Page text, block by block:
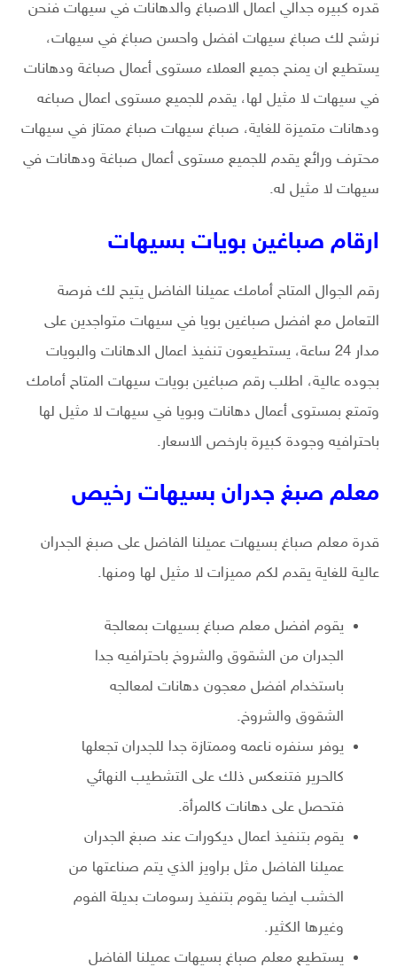
قدره كبيره جدالي اعمال الاصباغ والدهانات في سيهات فنحن
نرشح لك صباغ سيهات افضل واحسن صباغ في سيهات،
يستطيع ان يمنح جميع العملاء مستوى أعمال صباغة ودهانات
في سيهات لا مثيل لها، يقدم للجميع مستوى اعمال صباغه
ودهانات متميزة للغاية، صباغ سيهات صباغ ممتاز في سيهات
محترف ورائع يقدم للجميع مستوى أعمال صباغة ودهانات في
سيهات لا مثيل له.
ارقام صباغين بويات بسيهات
رقم الجوال المتاح أمامك عميلنا الفاضل يتيح لك فرصة
التعامل مع افضل صباغين بويا في سيهات متواجدين على
مدار 24 ساعة، يستطيعون تنفيذ اعمال الدهانات والبويات
بجوده عالية، اطلب رقم صباغين بويات سيهات المتاح أمامك
وتمتع بمستوى أعمال دهانات وبويا في سيهات لا مثيل لها
باحترافيه وجودة كبيرة بارخص الاسعار.
معلم صبغ جدران بسيهات رخيص
قدرة معلم صباغ بسيهات عميلنا الفاضل على صبغ الجدران
عالية للغاية يقدم لكم مميزات لا مثيل لها ومنها.
يقوم افضل معلم صباغ بسيهات بمعالجة
الجدران من الشقوق والشروخ باحترافيه جدا
باستخدام افضل معجون دهانات لمعالجه
الشقوق والشروخ.
يوفر سنفره ناعمه وممتازة جدا للجدران تجعلها
كالحرير فتنعكس ذلك على التشطيب النهائي
فتحصل على دهانات كالمرأة.
يقوم بتنفيذ اعمال ديكورات عند صبغ الجدران
عميلنا الفاضل مثل براويز الذي يتم صناعتها من
الخشب ايضا يقوم بتنفيذ رسومات بديلة الفوم
وغيرها الكثير.
يستطيع معلم صباغ بسيهات عميلنا الفاضل